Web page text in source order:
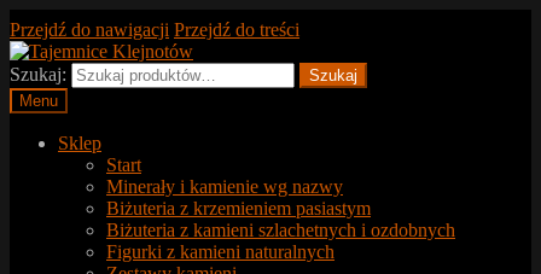
Przejdź do nawigacji Przejdź do treści
Szukaj:
Szukaj
Menu
Sklep
Start
Minerały i kamienie wg nazwy
Biżuteria z krzemieniem pasiastym
Biżuteria z kamieni szlachetnych i ozdobnych
Figurki z kamieni naturalnych